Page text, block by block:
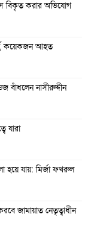
বিকৃত করার অভিযোগ
কয়েকজন আহত
বাঁধলেন নাসীরুদ্দীন
যারা
হয়ে যায়: মির্জা ফখরুল
জামায়াত নেতৃত্বাধীন